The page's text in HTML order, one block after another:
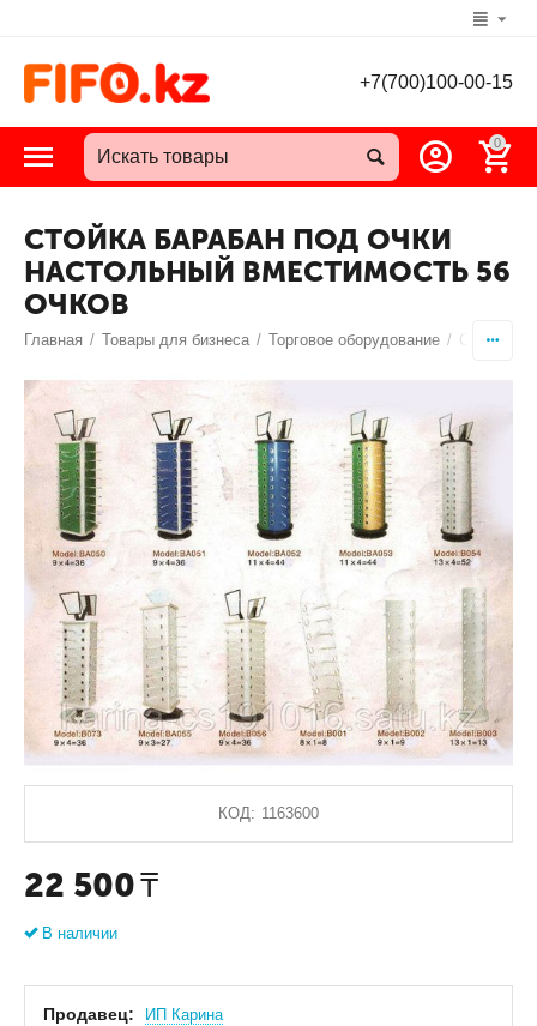
+7(700)100-00-15
0
СТОЙКА БАРАБАН ПОД ОЧКИ
НАСТОЛЬНЫЙ ВМЕСТИМОСТЬ 56
ОЧКОВ
Главная / Товары для бизнеса / Торговое оборудование / Стойка
КОД: 1163600
22 500 ₸
В наличии
Продавец: ИП Карина